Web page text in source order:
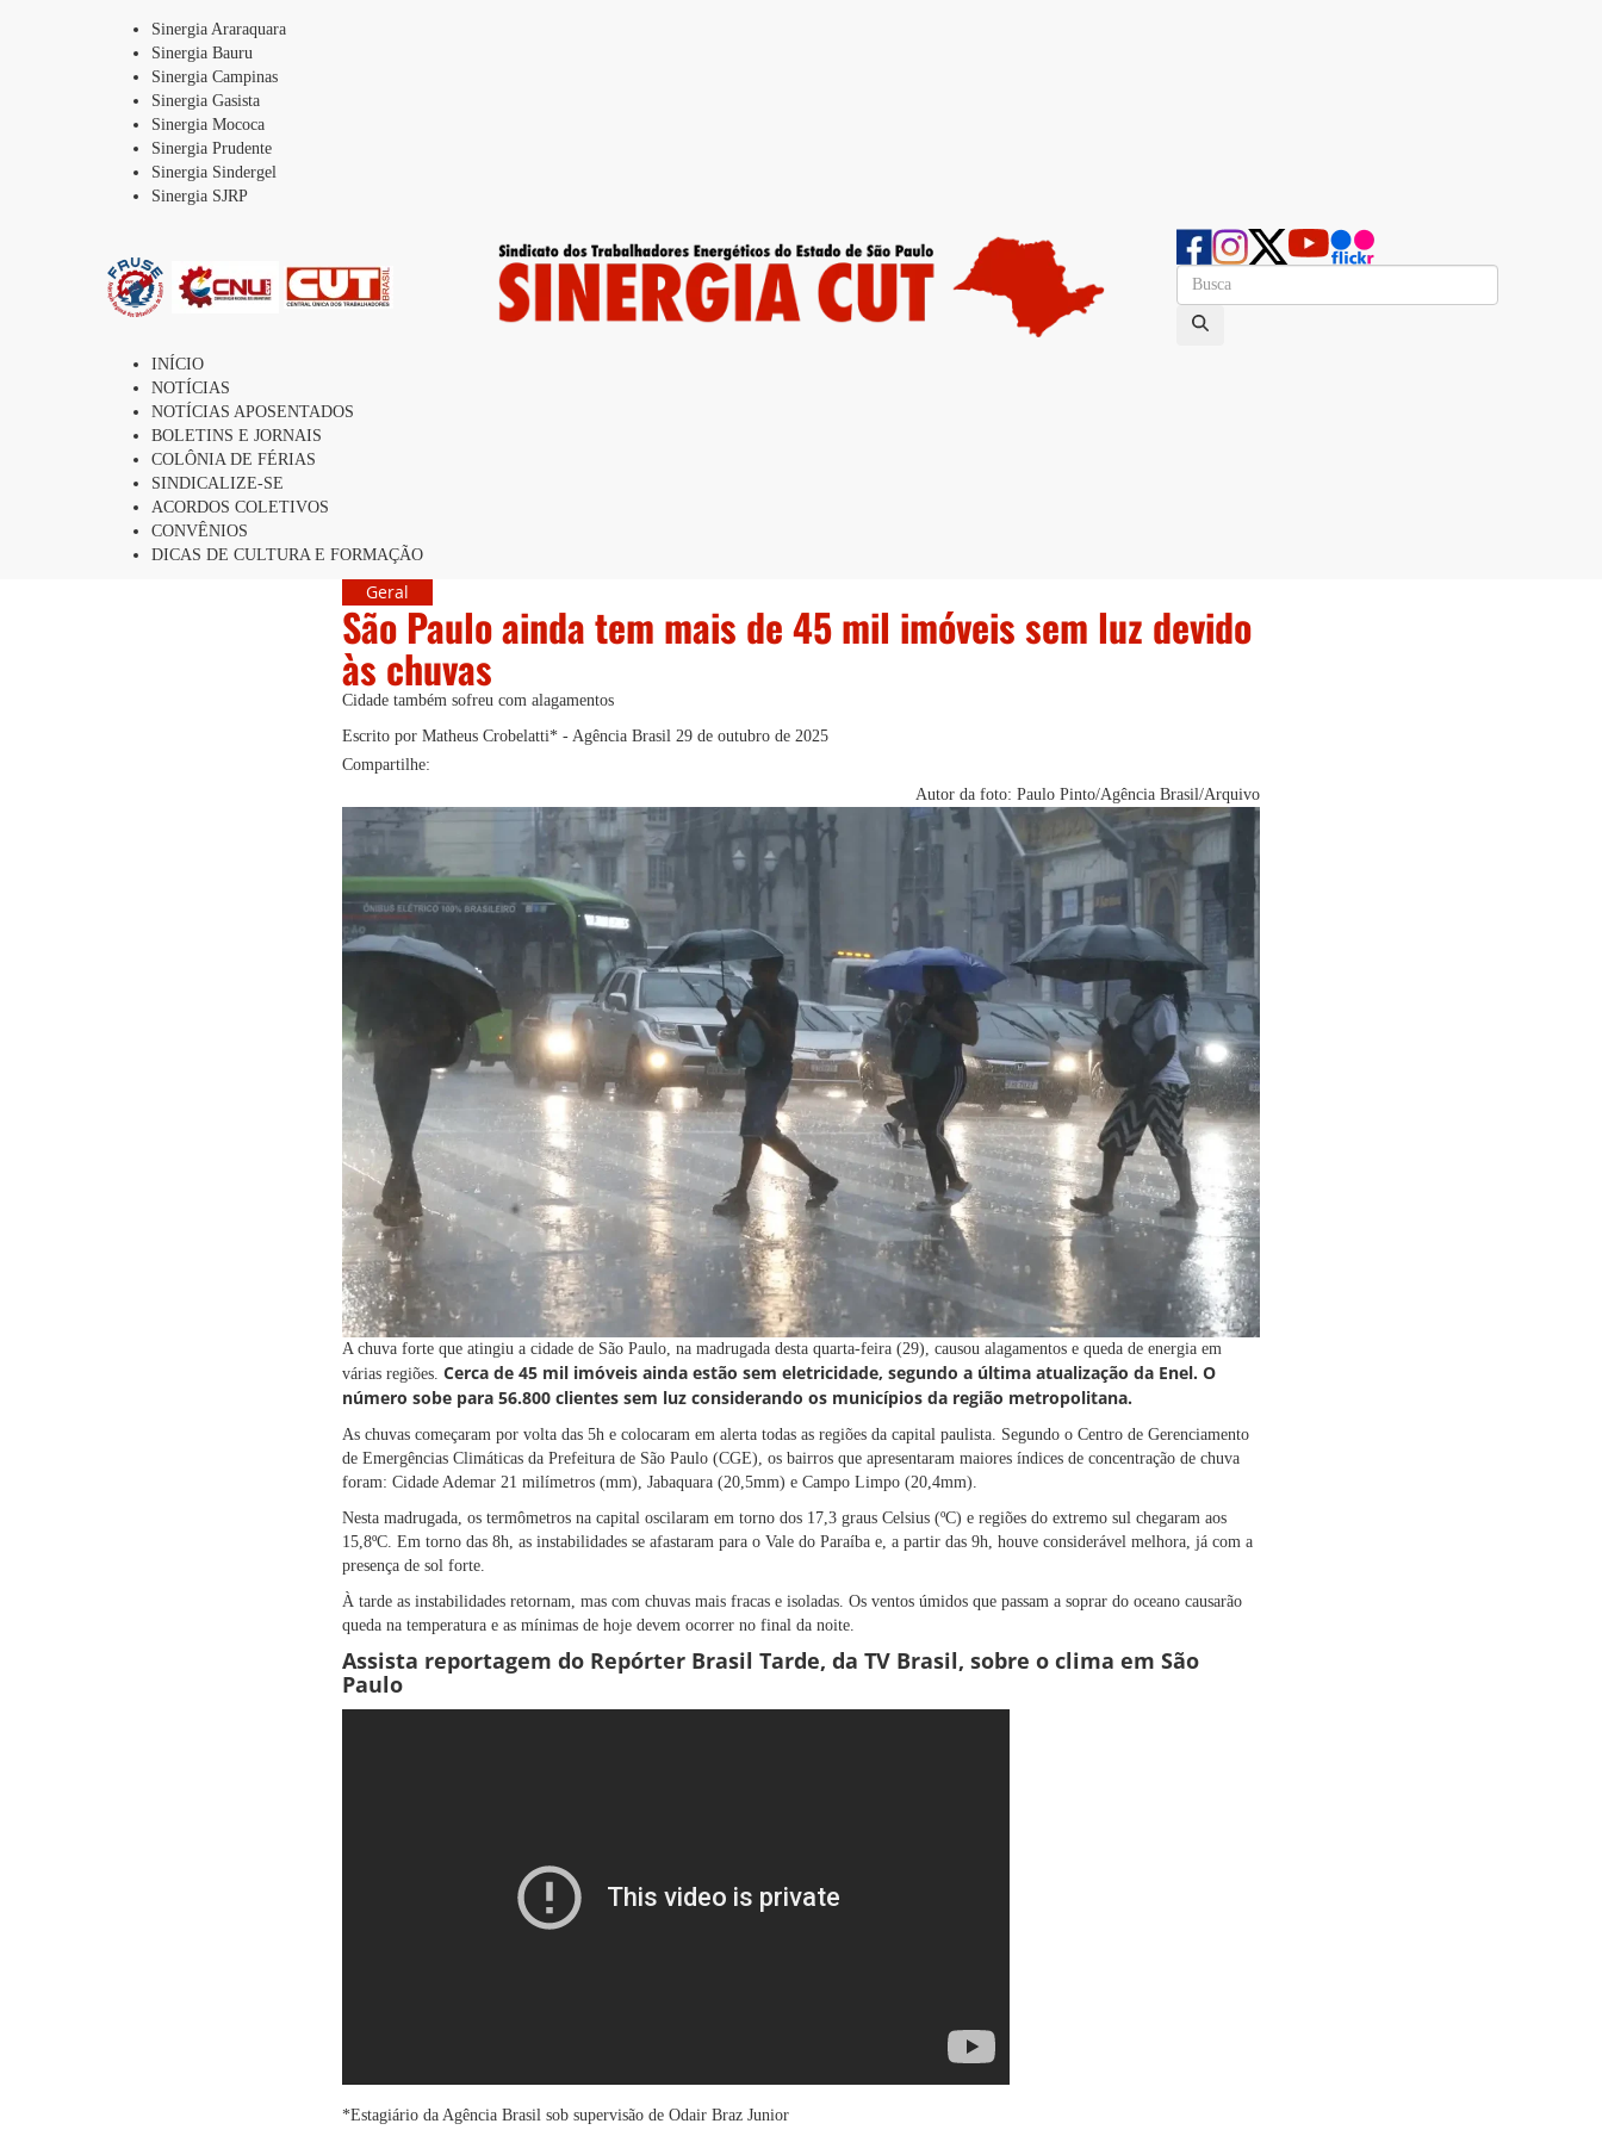
Sinergia Araraquara
Sinergia Bauru
Sinergia Campinas
Sinergia Gasista
Sinergia Mococa
Sinergia Prudente
Sinergia Sindergel
Sinergia SJRP
INÍCIO
NOTÍCIAS
NOTÍCIAS APOSENTADOS
BOLETINS E JORNAIS
COLÔNIA DE FÉRIAS
SINDICALIZE-SE
ACORDOS COLETIVOS
CONVÊNIOS
DICAS DE CULTURA E FORMAÇÃO
Geral
São Paulo ainda tem mais de 45 mil imóveis sem luz devido
às chuvas
Cidade também sofreu com alagamentos
Escrito por Matheus Crobelatti* - Agência Brasil 29 de outubro de 2025
Compartilhe:
Autor da foto: Paulo Pinto/Agência Brasil/Arquivo
A chuva forte que atingiu a cidade de São Paulo, na madrugada desta quarta-feira (29), causou alagamentos e queda de energia em
várias regiões. Cerca de 45 mil imóveis ainda estão sem eletricidade, segundo a última atualização da Enel. O
número sobe para 56.800 clientes sem luz considerando os municípios da região metropolitana.
As chuvas começaram por volta das 5h e colocaram em alerta todas as regiões da capital paulista. Segundo o Centro de Gerenciamento
de Emergências Climáticas da Prefeitura de São Paulo (CGE), os bairros que apresentaram maiores índices de concentração de chuva
foram: Cidade Ademar 21 milímetros (mm), Jabaquara (20,5mm) e Campo Limpo (20,4mm).
Nesta madrugada, os termômetros na capital oscilaram em torno dos 17,3 graus Celsius (ºC) e regiões do extremo sul chegaram aos
15,8ºC. Em torno das 8h, as instabilidades se afastaram para o Vale do Paraíba e, a partir das 9h, houve considerável melhora, já com a
presença de sol forte.
À tarde as instabilidades retornam, mas com chuvas mais fracas e isoladas. Os ventos úmidos que passam a soprar do oceano causarão
queda na temperatura e as mínimas de hoje devem ocorrer no final da noite.
Assista reportagem do Repórter Brasil Tarde, da TV Brasil, sobre o clima em São
Paulo
*Estagiário da Agência Brasil sob supervisão de Odair Braz Junior